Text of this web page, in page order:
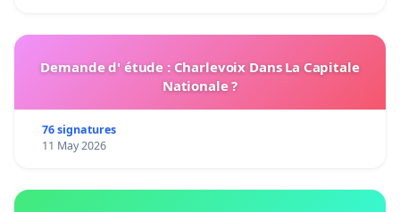
Demande d' étude : Charlevoix Dans La Capitale
Nationale ?
76 signatures
11 May 2026